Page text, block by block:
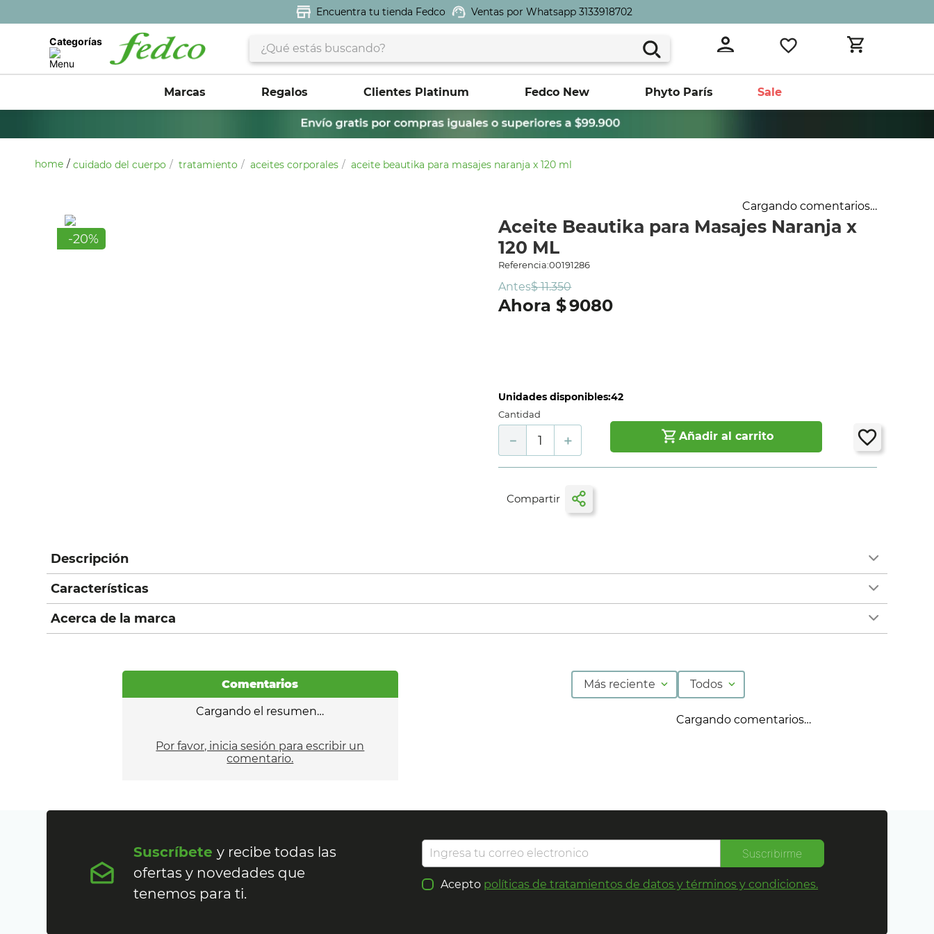
Encuentra tu tienda Fedco Ventas por Whatsapp 3133918702
Categorías ¿Qué estás buscando?
Marcas Regalos Clientes Platinum Fedco New Phyto París Sale
cuidado del cuerpo tratamiento aceites corporales aceite beautika para masajes naranja x 120 ml
-20%
Cargando comentarios…
Aceite Beautika para Masajes Naranja x
120 ML
Referencia:00191286
Antes$ 11.350
$9080
Unidades disponibles:42
Cantidad
＋
－ Añadir al carrito
Descripción
Características
Acerca de la marca
Comentarios
Cargando el resumen…
Por favor, inicia sesión para escribir un
comentario.
Más reciente Todos
Cargando comentarios…
Suscríbetey recibe todas las
ofertas y novedades que
tenemos para ti.
Suscribirme
Acepto políticas de tratamientos de datos y términos y condiciones.